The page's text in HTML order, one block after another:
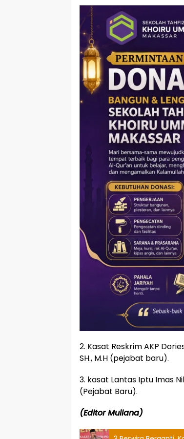
2. Kasat Reskrim AKP
SH., M.H (pejabat baru).
3. kasat Lantas Iptu Imas
(Pejabat Baru).
(Editor Muliana)